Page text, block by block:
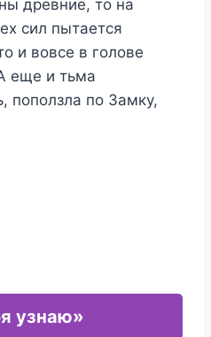
древние, то на
сил пытается
и вовсе в голове
еще и тьма
поползла по Замку,
узнаю»